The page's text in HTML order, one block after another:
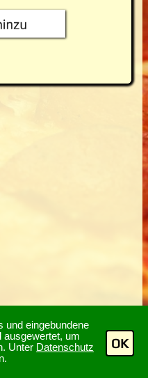
und eingebundene
ausgewertet, um
Unter Datenschutz
OK